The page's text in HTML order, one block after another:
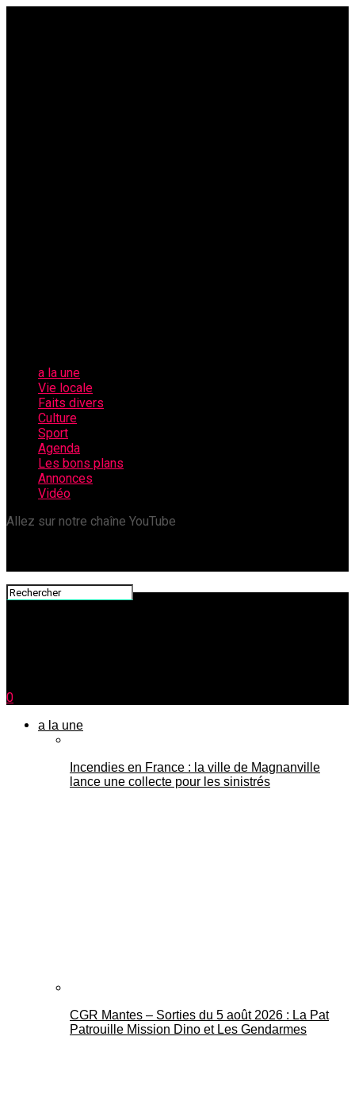
a la une
Vie locale
Faits divers
Culture
Sport
Agenda
Les bons plans
Annonces
Vidéo
Allez sur notre chaîne YouTube
0
a la une
Incendies en France : la ville de Magnanville
lance une collecte pour les sinistrés
CGR Mantes – Sorties du 5 août 2026 : La Pat
Patrouille Mission Dino et Les Gendarmes